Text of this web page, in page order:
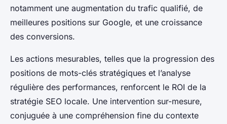
notamment une augmentation du trafic qualifié, de
meilleures positions sur Google, et une croissance
des conversions.
Les actions mesurables, telles que la progression des
positions de mots-clés stratégiques et l’analyse
régulière des performances, renforcent le ROI de la
stratégie SEO locale. Une intervention sur-mesure,
conjuguée à une compréhension fine du contexte